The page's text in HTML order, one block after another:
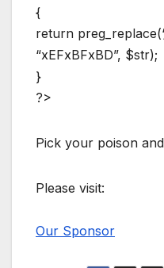
{
return
“xEFxBFxBD”, $str);
}
?>
Pick your poison
Please visit:
Our Sponsor